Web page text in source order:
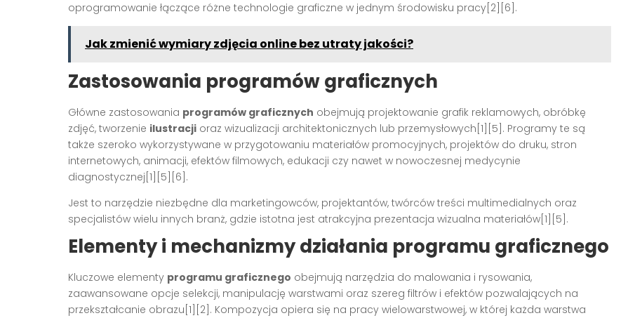
oprogramowanie łączące różne technologie graficzne w jednym środowisku pracy[2][6].
Jak zmienić wymiary zdjęcia online bez utraty jakości?
Zastosowania programów graficznych
Główne zastosowania programów graficznych obejmują projektowanie grafik reklamowych, obróbkę
zdjęć, tworzenie ilustracji oraz wizualizacji architektonicznych lub przemysłowych[1][5]. Programy te są
także szeroko wykorzystywane w przygotowaniu materiałów promocyjnych, projektów do druku, stron
internetowych, animacji, efektów filmowych, edukacji czy nawet w nowoczesnej medycynie
diagnostycznej[1][5][6].
Jest to narzędzie niezbędne dla marketingowców, projektantów, twórców treści multimedialnych oraz
specjalistów wielu innych branż, gdzie istotna jest atrakcyjna prezentacja wizualna materiałów[1][5].
Elementy i mechanizmy działania programu graficznego
Kluczowe elementy programu graficznego obejmują narzędzia do malowania i rysowania,
zaawansowane opcje selekcji, manipulację warstwami oraz szereg filtrów i efektów pozwalających na
przekształcanie obrazu[1][2]. Kompozycja opiera się na pracy wielowarstwowej, w której każda warstwa